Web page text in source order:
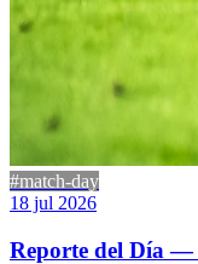
#match-day
18 jul 2026
Reporte del Día —